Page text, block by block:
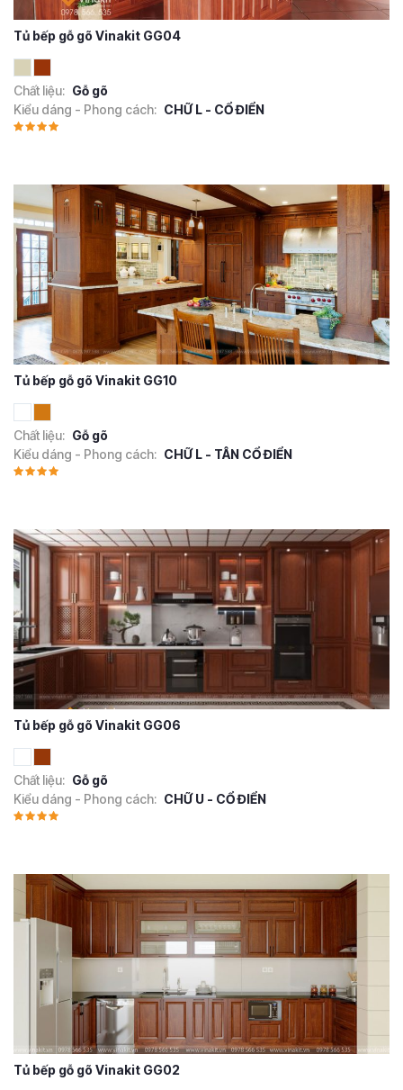
Tủ bếp gỗ gõ Vinakit GG04
Chất liệu: Gỗ gõ
Kiểu dáng - Phong cách: CHỮ L - CỔ ĐIỂN
Tủ bếp gỗ gõ Vinakit GG10
Chất liệu: Gỗ gõ
Kiểu dáng - Phong cách: CHỮ L - TÂN CỔ ĐIỂN
Tủ bếp gỗ gõ Vinakit GG06
Chất liệu: Gỗ gõ
Kiểu dáng - Phong cách: CHỮ U - CỔ ĐIỂN
Tủ bếp gỗ gõ Vinakit GG02